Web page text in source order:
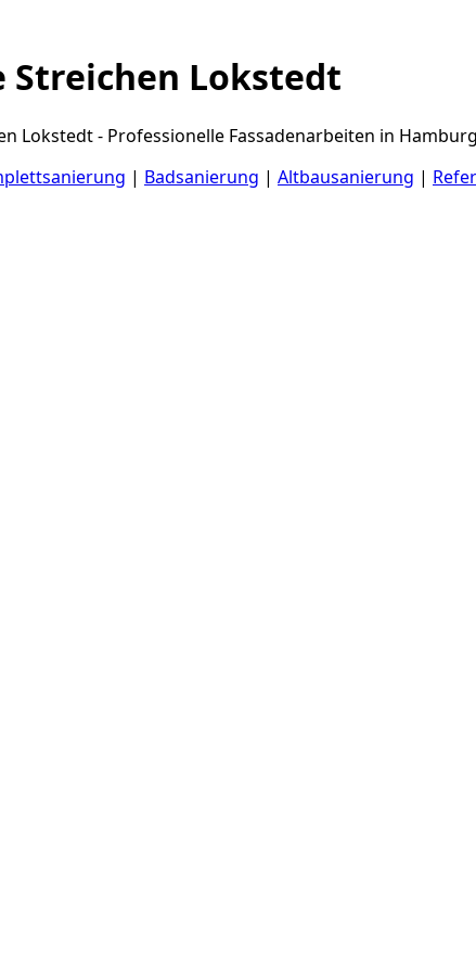
Streichen Lokstedt
Lokstedt - Professionelle Fassadenarbeiten in
| Badsanierung | Altbausanierung |